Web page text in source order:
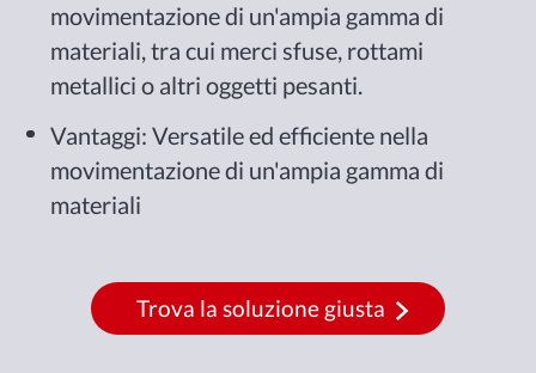
movimentazione di un'ampia gamma di
materiali, tra cui merci sfuse, rottami
metallici o altri oggetti pesanti.
Vantaggi: Versatile ed efficiente nella
movimentazione di un'ampia gamma di
materiali
Trova la soluzione giusta